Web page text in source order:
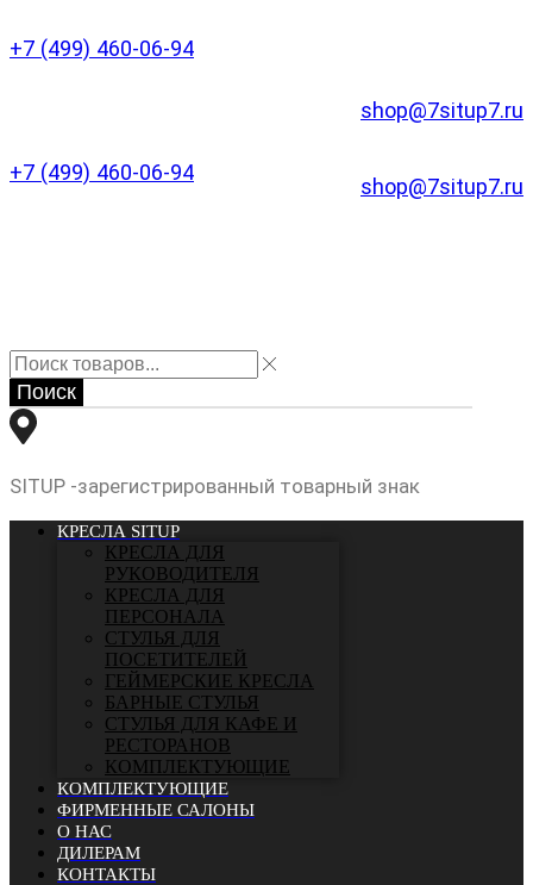
+7 (499) 460-06-94
shop@7situp7.ru
+7 (499) 460-06-94
shop@7situp7.ru
Поиск
SITUP -зарегистрированный товарный знак
КРЕСЛА SITUP
КРЕСЛА ДЛЯ
РУКОВОДИТЕЛЯ
КРЕСЛА ДЛЯ
ПЕРСОНАЛА
СТУЛЬЯ ДЛЯ
ПОСЕТИТЕЛЕЙ
ГЕЙМЕРСКИЕ КРЕСЛА
БАРНЫЕ СТУЛЬЯ
CТУЛЬЯ ДЛЯ КАФЕ И
РЕСТОРАНОВ
КОМПЛЕКТУЮЩИЕ
КОМПЛЕКТУЮЩИЕ
ФИРМЕННЫЕ САЛОНЫ
О НАС
ДИЛЕРАМ
КОНТАКТЫ